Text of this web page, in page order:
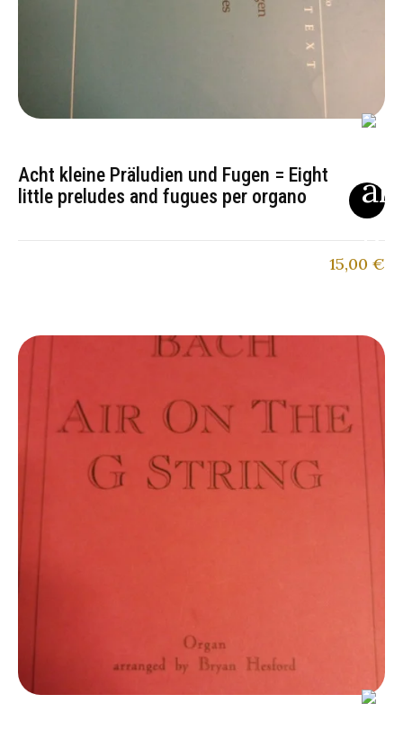
Acht kleine Präludien und Fugen = Eight
little preludes and fugues per organo
15,00 €